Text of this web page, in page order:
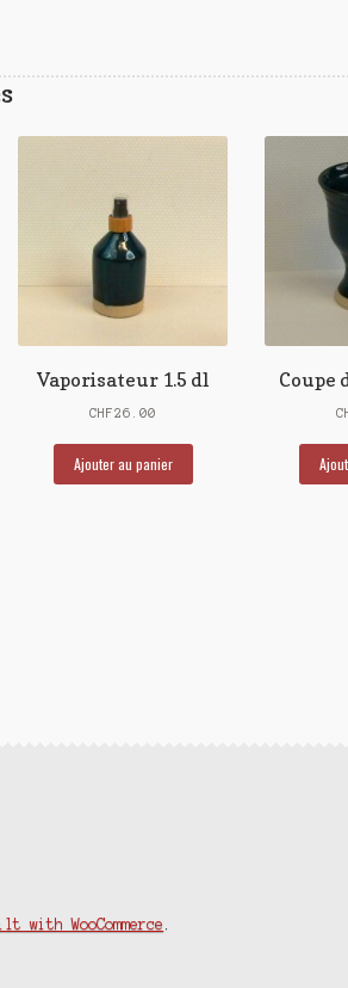
Vaporisateur 1.5 dl
CHF26.00
Ajouter au panier
Coupe
with WooCommerce